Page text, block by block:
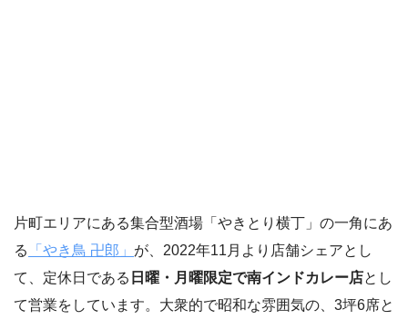
片町エリアにある集合型酒場「やきとり横丁」の一角にあ
る
「やき鳥 卍郎」 が、2022年11月より店舗シェアとし
て、定休日である 日曜・月曜限定で南インドカレー店とし
て営業をしています。大衆的で昭和な雰囲気の、3坪6席と